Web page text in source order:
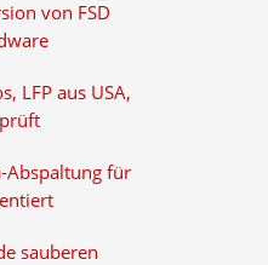
von FSD
LFP aus USA,
Abspaltung für
sauberen